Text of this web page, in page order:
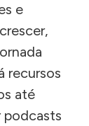
e
recursos
até
podcasts